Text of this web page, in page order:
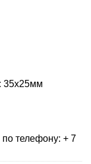
35х25мм
телефону: + 7